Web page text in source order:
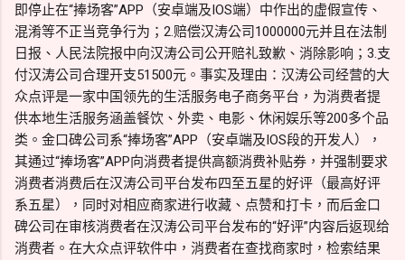
即停止在“捧场客”APP（安卓端及IOS端）中作出的虚假宣传、
混淆等不正当竞争行为；2.赔偿汉涛公司1000000元并且在法制
日报、人民法院报中向汉涛公司公开赔礼致歉、消除影响；3.支
付汉涛公司合理开支51500元。事实及理由：汉涛公司经营的大
众点评是一家中国领先的生活服务电子商务平台，为消费者提
供本地生活服务涵盖餐饮、外卖、电影、休闲娱乐等200多个品
类。金口碑公司系“捧场客”APP（安卓端及IOS段的开发人），
其通过“捧场客”APP向消费者提供高额消费补贴券，并强制要求
消费者消费后在汉涛公司平台发布四至五星的好评（最高好评
系五星），同时对相应商家进行收藏、点赞和打卡，而后金口
碑公司在审核消费者在汉涛公司平台发布的“好评”内容后返现给
消费者。在大众点评软件中，消费者在查找商家时，检索结果